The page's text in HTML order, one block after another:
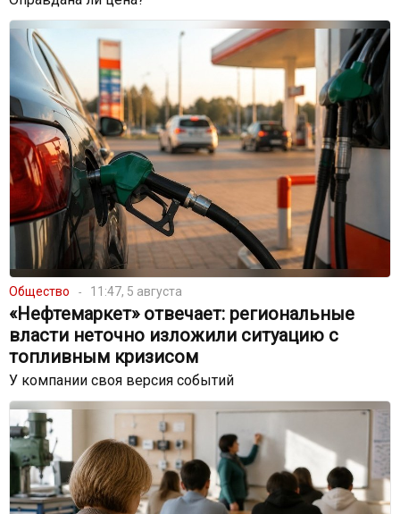
Общество 11:47, 5 августа
«Нефтемаркет» отвечает: региональные
власти неточно изложили ситуацию с
топливным кризисом
У компании своя версия событий